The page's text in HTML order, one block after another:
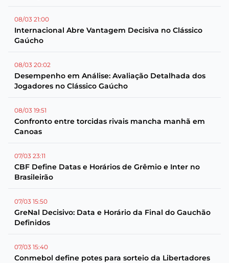
08/03 21:00
Internacional Abre Vantagem Decisiva no Clássico
Gaúcho
08/03 20:02
Desempenho em Análise: Avaliação Detalhada dos
Jogadores no Clássico Gaúcho
08/03 19:51
Confronto entre torcidas rivais mancha manhã em
Canoas
07/03 23:11
CBF Define Datas e Horários de Grêmio e Inter no
Brasileirão
07/03 15:50
GreNal Decisivo: Data e Horário da Final do Gauchão
Definidos
07/03 15:40
Conmebol define potes para sorteio da Libertadores